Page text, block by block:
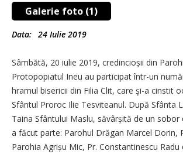
Galerie foto (1)
Data: 24 Iulie 2019
Sâmbătă, 20 iulie 2019, credincioșii din
Protopopiatul Ineu au participat într-un
hramul bisericii din Filia Clit, care şi-a cinstit
Sfântul Proroc Ilie Tesviteanul. După Sfânta
Taina Sfântului Maslu, săvârșită de un sobor
a făcut parte: Parohul Drăgan Marcel Dorin,
Parohia Agrișu Mic, Pr. Constantinescu Radu